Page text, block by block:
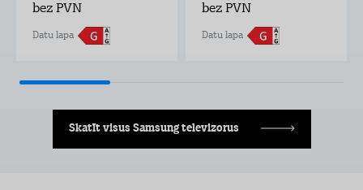
bez PVN
Datu lapa
bez PVN
Datu lapa
Skatīt visus Samsung televizorus